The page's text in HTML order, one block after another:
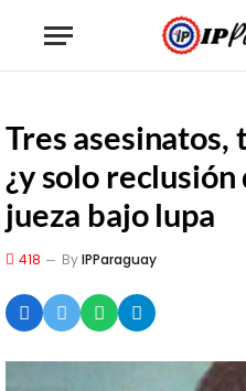
Tres asesinatos,
¿y solo
jueza bajo lupa
418 ByIPParaguay